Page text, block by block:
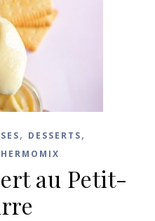
, DESSERTS,
au Petit-